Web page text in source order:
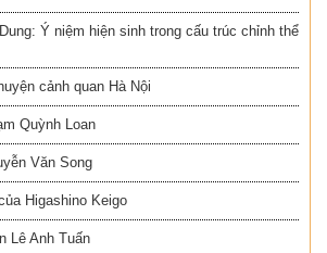
Ý niệm hiện sinh trong cấu trúc chỉnh thể
cảnh quan Hà Nội
Quỳnh Loan
Văn Song
Higashino Keigo
Lê Anh Tuấn